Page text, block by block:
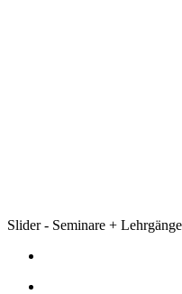
Slider - Seminare +